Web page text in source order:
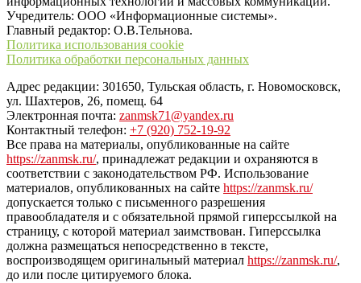
Учредитель: ООО «Информационные системы».
Главный редактор: О.В.Тельнова.
Политика использования cookie
Политика обработки персональных данных
Адрес редакции: 301650, Тульская область, г. Новомосковск,
ул. Шахтеров, 26, помещ. 64
Электронная почта: zanmsk71@yandex.ru
Контактный телефон: +7 (920) 752-19-92
Все права на материалы, опубликованные на сайте
https://zanmsk.ru/, принадлежат редакции и охраняются в
соответствии с законодательством РФ. Использование
материалов, опубликованных на сайте https://zanmsk.ru/
допускается только с письменного разрешения
правообладателя и с обязательной прямой гиперссылкой на
страницу, с которой материал заимствован. Гиперссылка
должна размещаться непосредственно в тексте,
воспроизводящем оригинальный материал https://zanmsk.ru/,
до или после цитируемого блока.